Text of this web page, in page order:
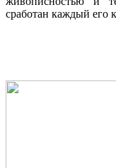
сработан каждый его